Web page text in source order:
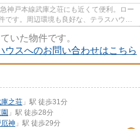
神戸本線武庫之荘にも近くて便利。ロー
です。周辺環境も良好な、テラスハウス
いた物件です。
ウスへのお問い合わせはこちら
之荘 」駅 徒歩31分
」駅 徒歩28分
厄神 」駅 徒歩29分